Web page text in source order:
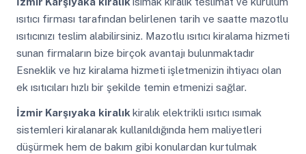
ısıtıcı firması tarafından belirlenen tarih ve saatte mazotlu
ısıtıcınızı teslim alabilirsiniz. Mazotlu ısıtıcı kiralama hizmeti
sunan firmaların bize birçok avantajı bulunmaktadır
Esneklik ve hız kiralama hizmeti işletmenizin ihtiyacı olan
ek ısıtıcıları hızlı bir şekilde temin etmenizi sağlar.
İzmir Karşıyaka kiralık kiralık elektrikli ısıtıcı ısımak
sistemleri kiralanarak kullanıldığında hem maliyetleri
düşürmek hem de bakım gibi konulardan kurtulmak